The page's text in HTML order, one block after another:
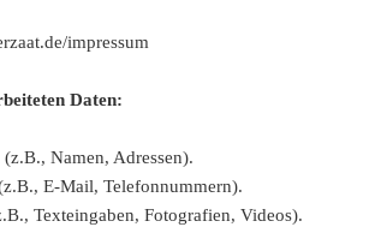
impressum
Daten:
(z.B., Namen, Adressen).
E-Mail, Telefonnummern).
Texteingaben, Fotografien, Videos).